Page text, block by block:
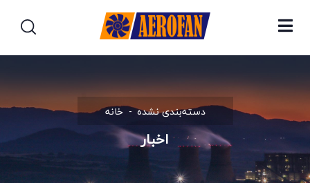
خانه دسته‌بندی نشده
اخبار